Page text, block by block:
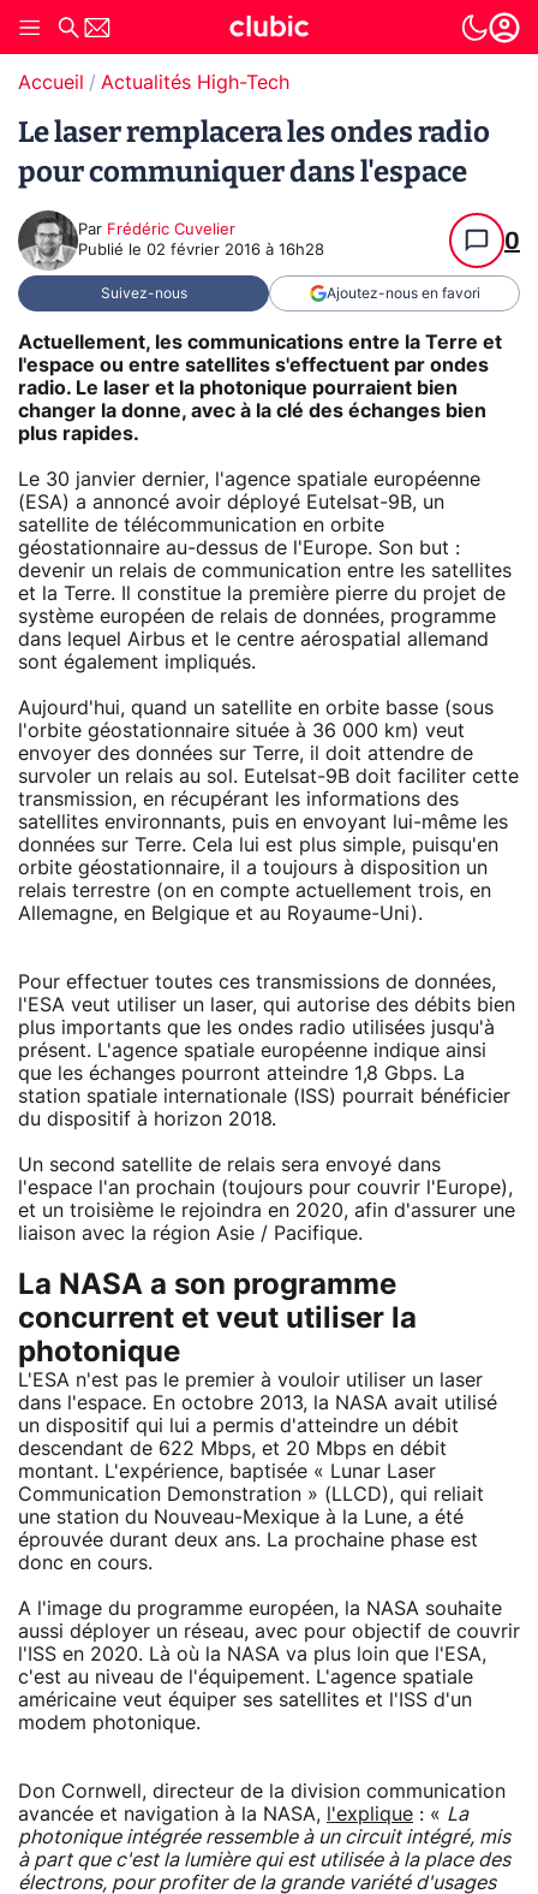
Accueil Actualités High-Tech
Le laser remplacera les ondes radio
pour communiquer dans l'espace
Par Frédéric Cuvelier
Publié le 02 février 2016 à 16h28 0
Suivez-nous Ajoutez-nous en favori
Actuellement, les communications entre la Terre et
l'espace ou entre satellites s'effectuent par ondes
radio. Le laser et la photonique pourraient bien
changer la donne, avec à la clé des échanges bien
plus rapides.
Le 30 janvier dernier, l'agence spatiale européenne
(ESA) a annoncé avoir déployé Eutelsat-9B, un
satellite de télécommunication en orbite
géostationnaire au-dessus de l'Europe. Son but :
devenir un relais de communication entre les satellites
et la Terre. Il constitue la première pierre du projet de
système européen de relais de données, programme
dans lequel Airbus et le centre aérospatial allemand
sont également impliqués.
Aujourd'hui, quand un satellite en orbite basse (sous
l'orbite géostationnaire située à 36 000 km) veut
envoyer des données sur Terre, il doit attendre de
survoler un relais au sol. Eutelsat-9B doit faciliter cette
transmission, en récupérant les informations des
satellites environnants, puis en envoyant lui-même les
données sur Terre. Cela lui est plus simple, puisqu'en
orbite géostationnaire, il a toujours à disposition un
relais terrestre (on en compte actuellement trois, en
Allemagne, en Belgique et au Royaume-Uni).
Pour effectuer toutes ces transmissions de données,
l'ESA veut utiliser un laser, qui autorise des débits bien
plus importants que les ondes radio utilisées jusqu'à
présent. L'agence spatiale européenne indique ainsi
que les échanges pourront atteindre 1,8 Gbps. La
station spatiale internationale (ISS) pourrait bénéficier
du dispositif à horizon 2018.
Un second satellite de relais sera envoyé dans
l'espace l'an prochain (toujours pour couvrir l'Europe),
et un troisième le rejoindra en 2020, afin d'assurer une
liaison avec la région Asie / Pacifique.
La NASA a son programme
concurrent et veut utiliser la
photonique
L'ESA n'est pas le premier à vouloir utiliser un laser
dans l'espace. En octobre 2013, la NASA avait utilisé
un dispositif qui lui a permis d'atteindre un débit
descendant de 622 Mbps, et 20 Mbps en débit
montant. L'expérience, baptisée « Lunar Laser
Communication Demonstration » (LLCD), qui reliait
une station du Nouveau-Mexique à la Lune, a été
éprouvée durant deux ans. La prochaine phase est
donc en cours.
A l'image du programme européen, la NASA souhaite
aussi déployer un réseau, avec pour objectif de couvrir
l'ISS en 2020. Là où la NASA va plus loin que l'ESA,
c'est au niveau de l'équipement. L'agence spatiale
américaine veut équiper ses satellites et l'ISS d'un
modem photonique.
Don Cornwell, directeur de la division communication
avancée et navigation à la NASA,
l'explique : « La
photonique intégrée ressemble à un circuit intégré, mis
à part que c'est la lumière qui est utilisée à la place des
électrons, pour profiter de la grande variété d'usages